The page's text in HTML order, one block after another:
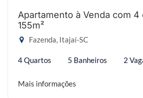
Apartamento à Venda com 4
155m²
Fazenda, Itajaí-SC
4 Quartos 5 Banheiros 2
Mais informações